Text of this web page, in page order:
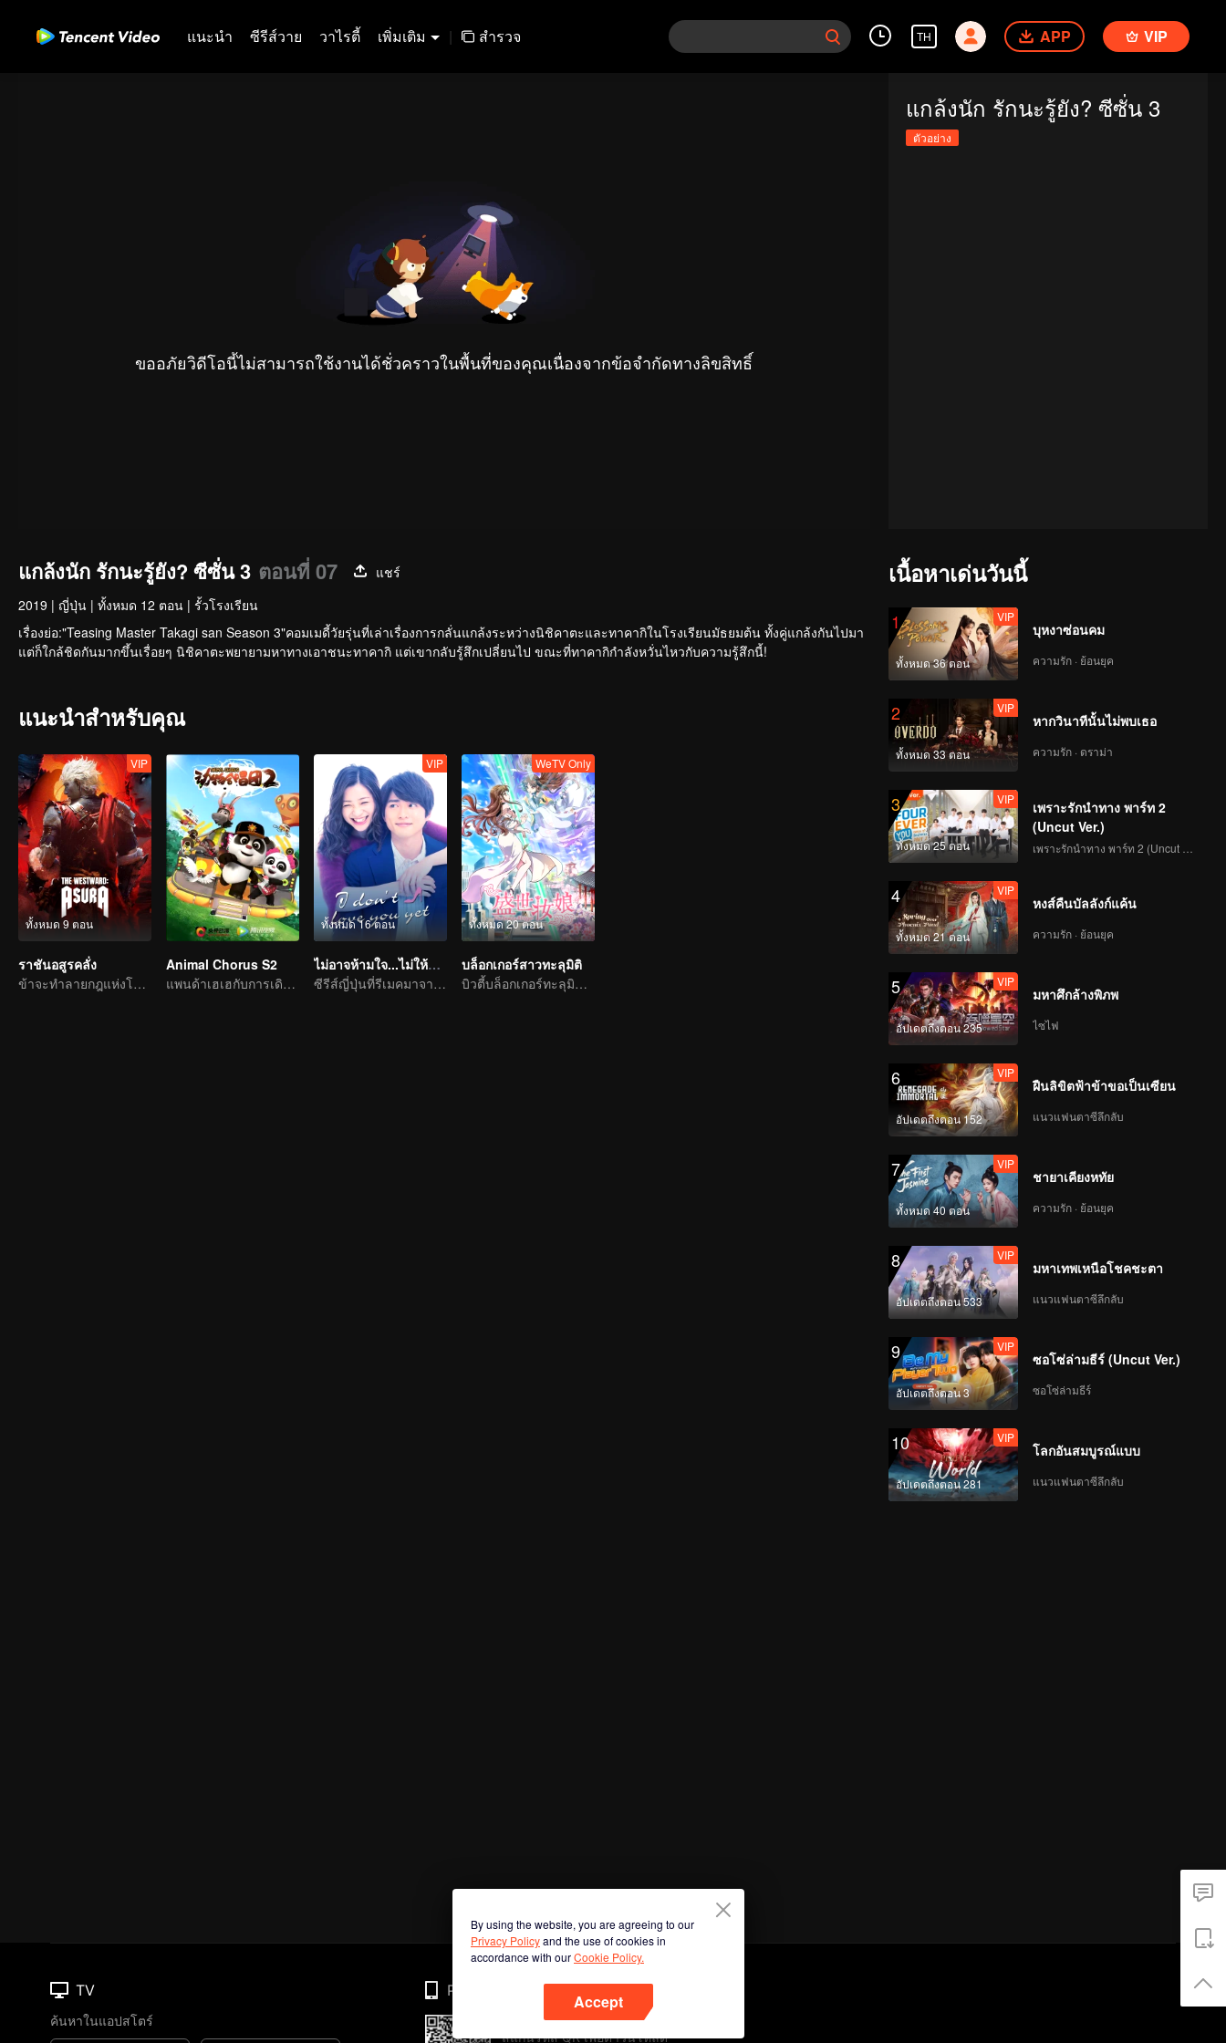
แนะนำ ซีรีส์วาย วาไรตี้ เพิ่มเติม | สำรวจ TH APP VIP
ขออภัยวิดีโอนี้ไม่สามารถใช้งานได้ชั่วคราวในพื้นที่ของคุณเนื่องจากข้อจำกัดทางลิขสิทธิ์
แกล้งนัก รักนะรู้ยัง? ซีซั่น 3
ตัวอย่าง
แกล้งนัก รักนะรู้ยัง? ซีซั่น 3 ตอนที่ 07
แชร์
2019 | ญี่ปุ่น | ทั้งหมด 12 ตอน | รั้วโรงเรียน
เรื่องย่อ:"Teasing Master Takagi san Season 3"คอมเมดี้วัยรุ่นที่เล่าเรื่องการกลั่นแกล้งระหว่างนิชิคาตะและทาคากิในโรงเรียนมัธยมต้น ทั้งคู่แกล้งกันไปมา
แต่ก็ใกล้ชิดกันมากขึ้นเรื่อยๆ นิชิคาตะพยายามหาทางเอาชนะทาคากิ แต่เขากลับรู้สึกเปลี่ยนไป ขณะที่ทาคากิกำลังหวั่นไหวกับความรู้สึกนี้!
แนะนำสำหรับคุณ
ทั้งหมด 9 ตอน
VIP
ราชันอสูรคลั่ง
ข้าจะทำลายกฎแห่งโชคชะตาเอง!
Animal Chorus S2
แพนด้าเฮเฮกับการเดินทางดนตรี
ทั้งหมด 16 ตอน
VIP
ไม่อาจห้ามใจ...ไม่ให้รักเธอ
ซีรีส์ญี่ปุ่นที่รีเมคมาจากเวอร์ชั่นไต้หวัน
ทั้งหมด 20 ตอน
WeTV Only
บล็อกเกอร์สาวทะลุมิติ
บิวตี้บล็อกเกอร์ทะลุมิติเข้าไปยังโลกของเกม
เนื้อหาเด่นวันนี้
1
ทั้งหมด 36 ตอน
VIP
บุหงาซ่อนคม
ความรัก · ย้อนยุค
2
ทั้งหมด 33 ตอน
VIP
หากวินาทีนั้นไม่พบเธอ
ความรัก · ดราม่า
3
ทั้งหมด 25 ตอน
VIP
เพราะรักนำทาง พาร์ท 2
(Uncut Ver.)
4
ทั้งหมด 21 ตอน
VIP
หงส์คืนบัลลังก์แค้น
ความรัก · ย้อนยุค
5
อัปเดตถึงตอน 235
VIP
มหาศึกล้างพิภพ
ไซไฟ
6
อัปเดตถึงตอน 152
VIP
ฝืนลิขิตฟ้าข้าขอเป็นเซียน
แนวแฟนตาซีลึกลับ
7
ทั้งหมด 40 ตอน
VIP
ชายาเคียงหทัย
ความรัก · ย้อนยุค
8
อัปเดตถึงตอน 533
VIP
มหาเทพเหนือโชคชะตา
แนวแฟนตาซีลึกลับ
9
อัปเดตถึงตอน 3
VIP
ซอโซ่ล่ามธีร์ (Uncut Ver.)
ซอโซ่ล่ามธีร์
10
อัปเดตถึงตอน 281
VIP
โลกอันสมบูรณ์แบบ
แนวแฟนตาซีลึกลับ
By using the website, you are agreeing to our
Privacy Policyand the use of cookies in
accordance with ourCookie Policy.
Accept
TV
ค้นหาในแอปสโตร์
Phone
สแกนรหัส QR เพื่อดาวน์โหลด